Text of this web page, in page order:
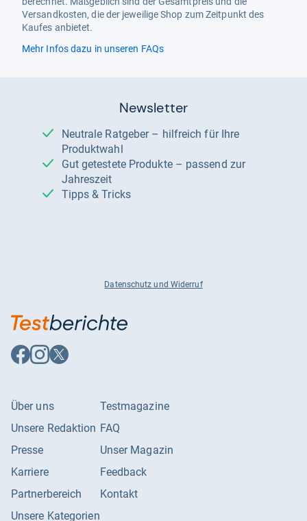
Versandkosten, die der jeweilige Shop zum Zeitpunkt des
Kaufes anbietet.
Mehr Infos dazu in unseren FAQs
Newsletter
Neutrale Ratgeber – hilfreich für Ihre
Produktwahl
Gut getestete Produkte – passend zur
Jahreszeit
Tipps & Tricks
Datenschutz und Widerruf
Auf
Facebook
Auf
Instagram
Auf
X
Über uns
Unsere Redaktion
Presse
Karriere
Partnerbereich
Unsere Kategorien
Testmagazine
FAQ
Unser Magazin
Feedback
Kontakt